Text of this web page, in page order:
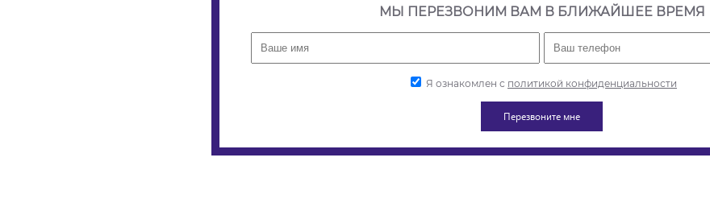
МЫ ПЕРЕЗВОНИМ ВАМ В БЛИЖАЙШЕЕ ВРЕМЯ
Я ознакомлен с политикой конфиденциальности